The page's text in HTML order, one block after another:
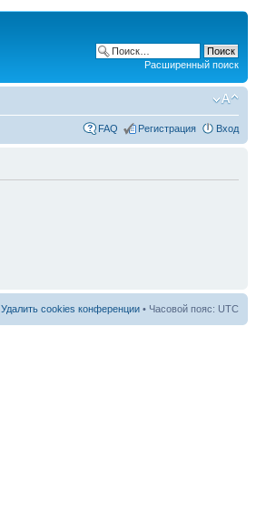
Расширенный поиск
FAQ Регистрация Вход
Удалить cookies конференции • Часовой пояс: UTC